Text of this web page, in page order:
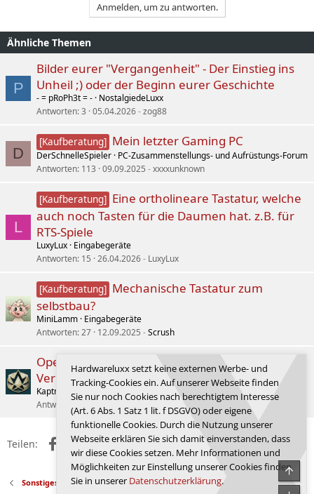
Anmelden, um zu antworten.
Ähnliche Themen
P
Bilder eurer "Vergangenheit" - Der Einstieg ins
Unheil ;) oder der Beginn eurer Geschichte
- = pRoPh3t = - NostalgiedeLuxx
Antworten 3 05.04.2026 zog88
D
[Kaufberatung] Mein letzter Gaming PC
DerSchnelleSpieler PC-Zusammenstellungs- und Aufrüstungs-Forum
Antworten 113 09.09.2025 xxxxunknown
L
[Kaufberatung] Eine ortholineare Tastatur, welche
auch noch Tasten für die Daumen hat. z.B. für
RTS-Spiele
LuxyLux Eingabegeräte
Antworten 15 26.04.2026 LuxyLux
[Kaufberatung] Mechanische Tastatur zum
selbstbau?
MiniLamm Eingabegeräte
Antworten 27 12.09.2025 Scrush
Open Source Deep Research Engine: Lutum
Veritas v1.2.4
Kaptnkek
Anwendungsprogramme
Antworten
08.02.2026 Kaptnkek
Teilen: FacebookX (Twitter)
RedditWhatsApp
E-MailLink
Sonstiges
Hardwareluxx setzt keine externen Werbe- und
Tracking-Cookies ein. Auf unserer Webseite finden
Sie nur noch Cookies nach berechtigtem Interesse
(Art. 6 Abs. 1 Satz 1 lit. f DSGVO) oder eigene
funktionelle Cookies. Durch die Nutzung unserer
Webseite erklären Sie sich damit einverstanden, dass
wir diese Cookies setzen. Mehr Informationen und
Möglichkeiten zur Einstellung unserer Cookies finden
Sie in unserer Datenschutzerklärung.